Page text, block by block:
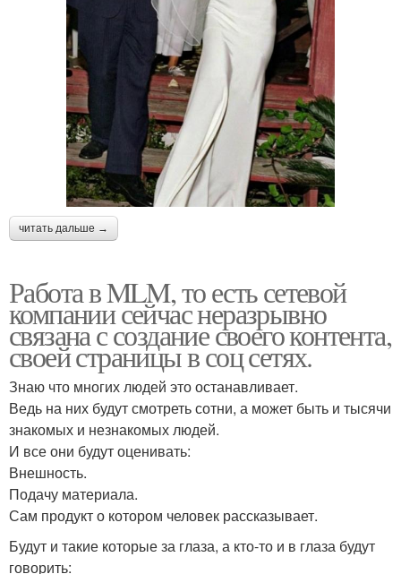
читать дальше →
Работа в MLM, то есть сетевой
компании сейчас неразрывно
связана с создание своего контента,
своей страницы в соц сетях.
Знаю что многих людей это останавливает.
Ведь на них будут смотреть сотни, а может быть и тысячи
знакомых и незнакомых людей.
И все они будут оценивать:
Внешность.
Подачу материала.
Сам продукт о котором человек рассказывает.
Будут и такие которые за глаза, а кто-то и в глаза будут
говорить: